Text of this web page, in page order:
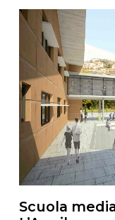
Scuola